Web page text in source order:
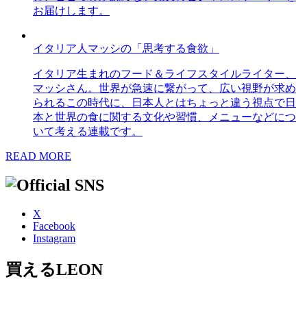
お届けします。
イタリア人マッシの「思考する食欲」
イタリア生まれのフード＆ライフスタイルライター、
マッシさん。世界が急速に繋がって、広い視野が求め
られるこの時代に、日本人とはちょっと違う視点で日
本と世界の食に関する文化や習慣、メニューなどにつ
いて考える連載です。
READ MORE
X
Facebook
Instagram
買えるLEON